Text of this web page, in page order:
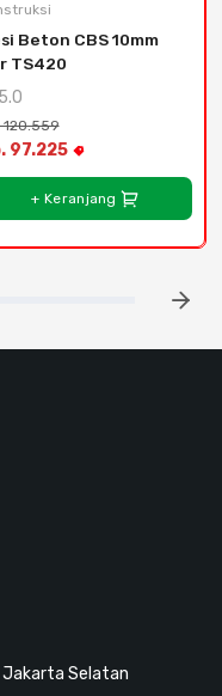
Beton CBS 10mm
TS420
5.0
120.559
97.225
+ Keranjang
Jakarta Selatan